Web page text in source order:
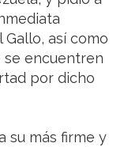
así como
se encuentren
por dicho
su más firme y